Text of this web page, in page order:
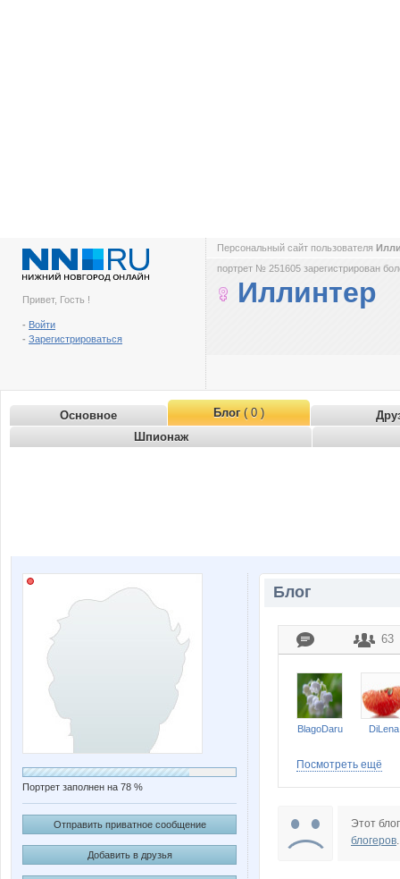
Привет, Гость !
- Войти
- Зарегистрироваться
Персональный сайт пользователя
портрет № 251605 зарегистрирован
Иллинтер
Основное Блог( 0 )
Шпионаж
Портрет заполнен на 78 %
Отправить приватное сообщение
Добавить в друзья
Блог
63
BlagoDaru DiLena
Посмотреть ещё
Этот
блогеров.